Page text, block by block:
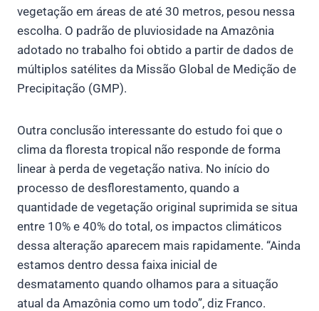
vegetação em áreas de até 30 metros, pesou nessa
escolha. O padrão de pluviosidade na Amazônia
adotado no trabalho foi obtido a partir de dados de
múltiplos satélites da Missão Global de Medição de
Precipitação (GMP).
Outra conclusão interessante do estudo foi que o
clima da floresta tropical não responde de forma
linear à perda de vegetação nativa. No início do
processo de desflorestamento, quando a
quantidade de vegetação original suprimida se situa
entre 10% e 40% do total, os impactos climáticos
dessa alteração aparecem mais rapidamente. “Ainda
estamos dentro dessa faixa inicial de
desmatamento quando olhamos para a situação
atual da Amazônia como um todo”, diz Franco.